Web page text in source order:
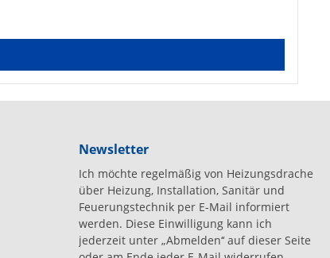
Newsletter
Ich möchte regelmäßig von Heizungsdrache
über Heizung, Installation, Sanitär und
Feuerungstechnik per E-Mail informiert
werden. Diese Einwilligung kann ich
jederzeit unter „Abmelden‘‘ auf dieser Seite